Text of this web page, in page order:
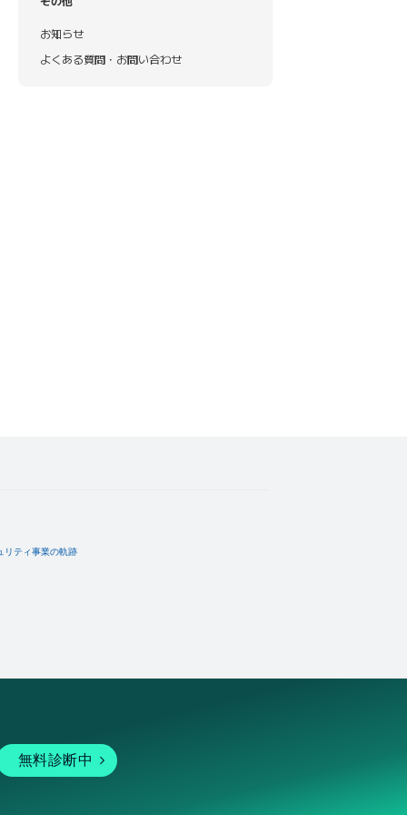
お知らせ
よくある質問・お問い合わせ
リティ事業の軌跡
無料診断中